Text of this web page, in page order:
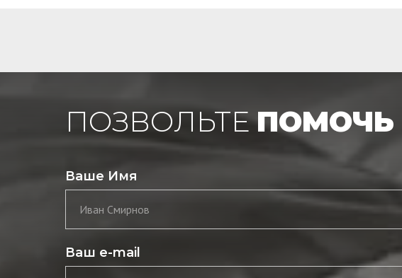
ПОЗВОЛЬТЕПОМОЧЬ
Ваше Имя
Иван Смирнов
Ваш e-mail